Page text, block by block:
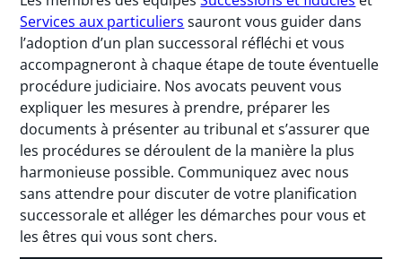
Services aux particuliers sauront vous guider dans
l’adoption d’un plan successoral réfléchi et vous
accompagneront à chaque étape de toute éventuelle
procédure judiciaire. Nos avocats peuvent vous
expliquer les mesures à prendre, préparer les
documents à présenter au tribunal et s’assurer que
les procédures se déroulent de la manière la plus
harmonieuse possible. Communiquez avec nous
sans attendre pour discuter de votre planification
successorale et alléger les démarches pour vous et
les êtres qui vous sont chers.